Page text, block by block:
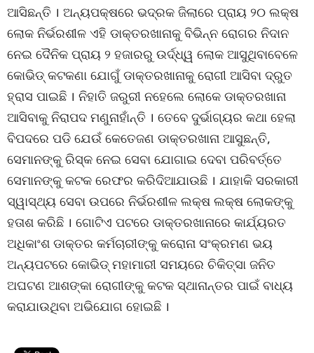
ଆସିଛନ୍ତି । ଅନ୍ୟପକ୍ଷରେ ଭଦ୍ରକ ଜିଲାରେ ପ୍ରାୟ ୨୦ ଲକ୍ଷ
ଲୋକ ନିର୍ଭରଶୀଳ ଏହି ଡାକ୍ତରଖାନାକୁ ବିଭିନ୍ନ ରୋଗର ନିଦାନ
ନେଇ ଦୈନିକ ପ୍ରାୟ ୨ ହଜାରରୁ ଉର୍ଦ୍ଧ୍ୱ ଲୋକ ଆସୁଥିବାବେଳେ
କୋଭିଡ୍ କଟକଣା ଯୋଗୁଁ ଡାକ୍ତରଖାନାକୁ ରୋଗୀ ଆସିବା ଦ୍ରୁତ
ହ୍ରାସ ପାଇଛି । ନିହାତି ଜରୁରୀ ନହେଲେ ଲୋକେ ଡାକ୍ତରଖାନା
ଆସିବାକୁ ନିରାପଦ ମଣୁନାହାଁନ୍ତି । ତେବେ ଦୁର୍ଭାଗ୍ୟର କଥା ହେଲା
ବିପଦରେ ପଡି ଯେଉଁ କେତେଜଣ ଡାକ୍ତରଖାନା ଆସୁଛନ୍ତି,
ସେମାନଙ୍କୁ ରିସ୍କ ନେଇ ସେବା ଯୋଗାଇ ଦେବା ପରିବର୍ତ୍ତେ
ସେମାନଙ୍କୁ କଟକ ରେଫର କରିଦିଆଯାଉଛି । ଯାହାକି ସରକାରୀ
ସ୍ୱାସ୍ଥ୍ୟ ସେବା ଉପରେ ନିର୍ଭରଶୀଳ ଲକ୍ଷ ଲକ୍ଷ ଲୋକଙ୍କୁ
ହତାଶ କରିଛି । ଗୋଟିଏ ପଟରେ ଡାକ୍ତରଖାନାରେ କାର୍ଯ୍ୟରତ
ଅଧିକାଂଶ ଡାକ୍ତର କର୍ମଚାରୀଙ୍କୁ କରୋନା ସଂକ୍ରମଣ ଭୟ
ଅନ୍ୟପଟରେ କୋଭିଡ୍ ମହାମାରୀ ସମୟରେ ଚିକିତ୍ସା ଜନିତ
ଅଘଟଣ ଆଶଙ୍କା ରୋଗୀଙ୍କୁ କଟକ ସ୍ଥାନାନ୍ତର ପାଇଁ ବାଧ୍ୟ
କରାଯାଉଥିବା ଅଭିଯୋଗ ହୋଇଛି ।